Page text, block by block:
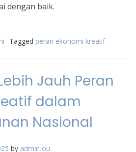
dengan baik.
Tagged peran ekonomi kreatif
Jauh Peran
dalam
Nasional
by adminjou